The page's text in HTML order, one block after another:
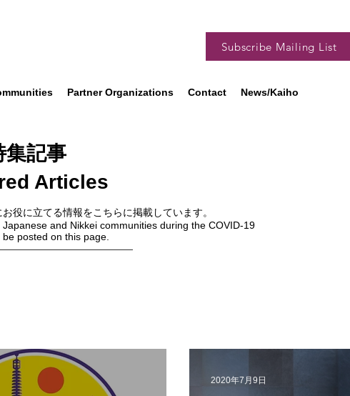
Subscribe Mailing List
Partner Organizations Contact News/Kaiho
集記事
Articles
役に立てる情報をこちらに掲載しています。
and Nikkei communities during the COVID-19
posted on this page.
2020年7月9日